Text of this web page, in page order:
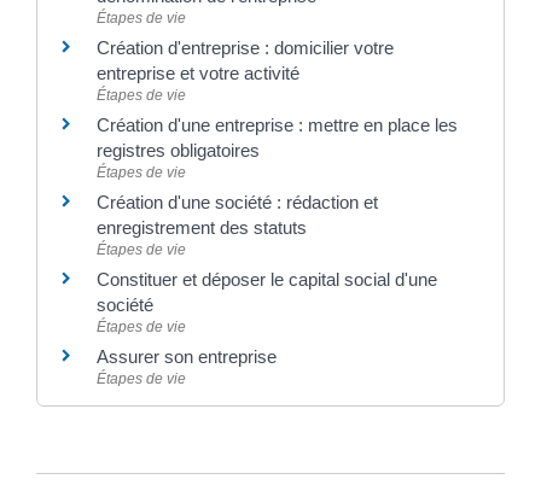
Étapes de vie
Création d'entreprise : domicilier votre
entreprise et votre activité
Étapes de vie
Création d'une entreprise : mettre en place les
registres obligatoires
Étapes de vie
Création d'une société : rédaction et
enregistrement des statuts
Étapes de vie
Constituer et déposer le capital social d'une
société
Étapes de vie
Assurer son entreprise
Étapes de vie